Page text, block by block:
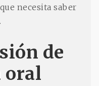
necesita saber
de
oral